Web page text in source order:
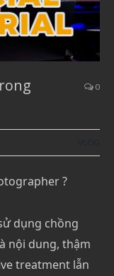
0
?
dụng chồng
nội dung, thậm
treatment lẫn